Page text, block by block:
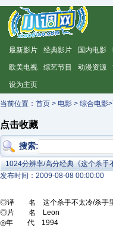
最新影片 经典影片 国内电影
欧美电视 综艺节目 动漫资源
设为主页
当前位置： 首页 > 电影 > 综合电影
点击收藏
搜索:
1024分辨率/高分经典《这个杀手
发布时间：2009-08-08 00:00:00
◎译 名 这个杀手不太冷/杀手
◎片 名 Leon
◎年 代 1994